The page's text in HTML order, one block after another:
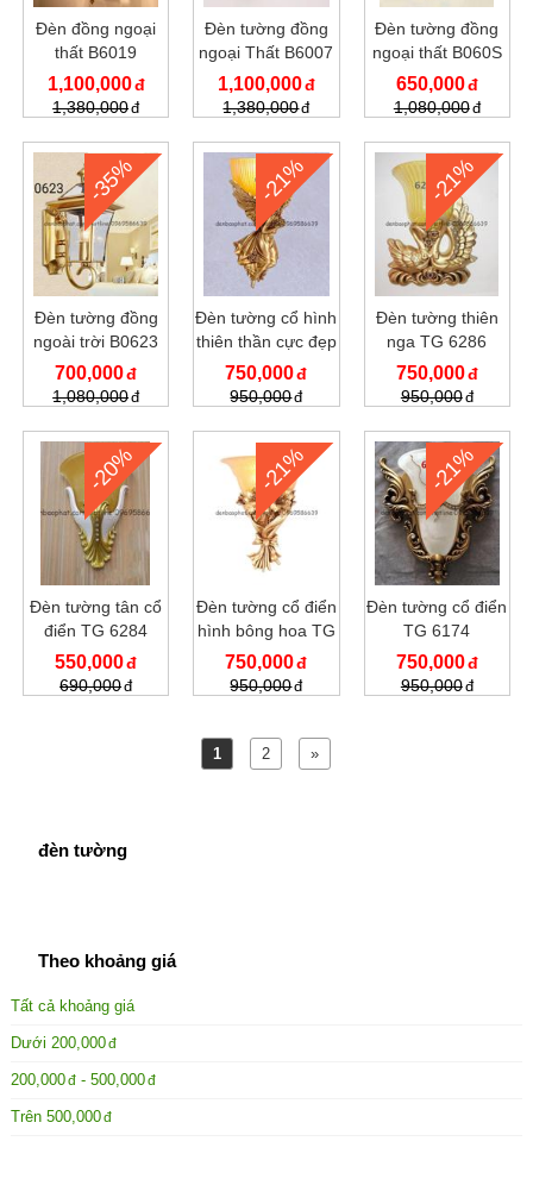
Đèn đồng ngoại
thất B6019
1,100,000
1,380,000
Đèn tường đồng
ngoại Thất B6007
1,100,000
1,380,000
Đèn tường đồng
ngoại thất B060S
650,000
1,080,000
-35%
Đèn tường đồng
ngoài trời B0623
700,000
1,080,000
-21%
Đèn tường cổ hình
thiên thần cực đẹp
750,000
950,000
-21%
Đèn tường thiên
nga TG 6286
750,000
950,000
-20%
Đèn tường tân cổ
điển TG 6284
550,000
690,000
-21%
Đèn tường cổ điển
hình bông hoa TG
6266
750,000
950,000
-21%
Đèn tường cổ điển
TG 6174
750,000
950,000
1 2 »
đèn tường
Theo khoảng giá
Tất cả khoảng giá
Dưới 200,000
200,000 - 500,000
Trên 500,000